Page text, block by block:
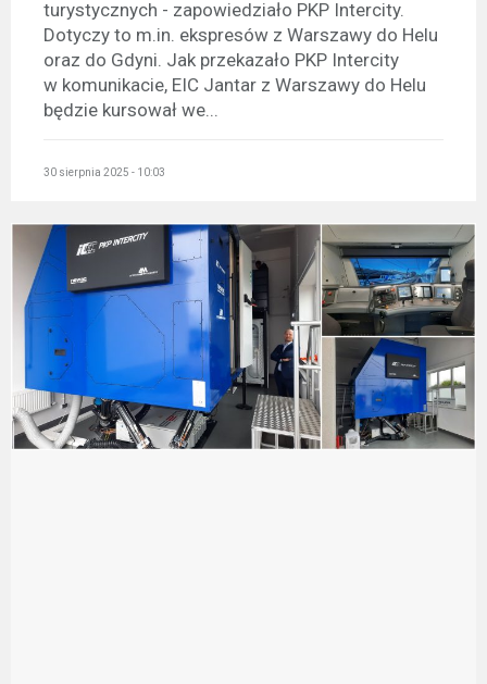
turystycznych - zapowiedziało PKP Intercity.
Dotyczy to m.in. ekspresów z Warszawy do Helu
oraz do Gdyni. Jak przekazało PKP Intercity
w komunikacie, EIC Jantar z Warszawy do Helu
będzie kursował we...
30 sierpnia 2025 - 10:03